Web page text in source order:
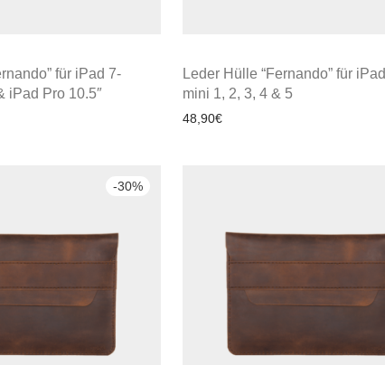
für iPad 7-
iPad Pro 10.5″
Leder Hülle “Fernando” für iPad
mini 1, 2, 3, 4 & 5
48,90€
-30%